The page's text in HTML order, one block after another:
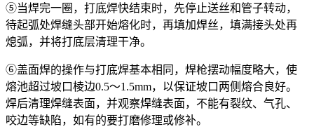
⑤当焊完一圈，打底焊快结束时，先停止送丝和管子转动，
待起弧处焊缝头部开始熔化时，再填加焊丝，填满接头处再
熄弧，并将打底层清理干净。
⑥盖面焊的操作与打底焊基本相同，焊枪摆动幅度略大，使
熔池超过坡口棱边0.5～1.5mm，以保证坡口两侧熔合良好。
焊后清理焊缝表面，并观察焊缝表面，不能有裂纹、气孔、
咬边等缺陷，如有的要打磨修理或修补。